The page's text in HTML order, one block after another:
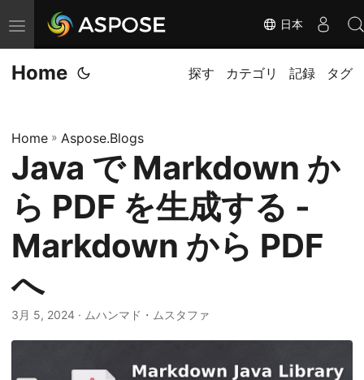
ナ
ビ
ゲ
ョ
切
替
日本
Home 探す カテゴリ 記録 タグ
Home » Aspose.Blogs
Java で Markdown か
ら PDF を生成する -
Markdown から PDF
へ
3月 5, 2024 · ムハンマド・ムスタファ